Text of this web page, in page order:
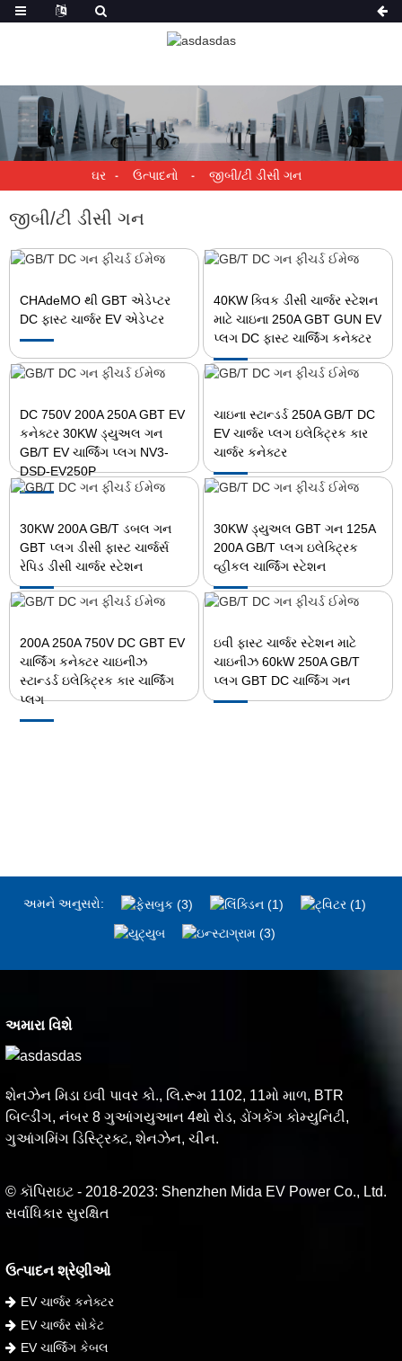
ઘર ઉત્પાદનો જીબી/ટી ડીસી ગન
જીબી/ટી ડીસી ગન
CHAdeMO થી GBT એડેપ્ટર
DC ફાસ્ટ ચાર્જર EV એડેપ્ટર
40KW ક્વિક ડીસી ચાર્જર સ્ટેશન
માટે ચાઇના 250A GBT GUN EV
પ્લગ DC ફાસ્ટ ચાર્જિંગ કનેક્ટર
DC 750V 200A 250A GBT EV
કનેક્ટર 30KW ડ્યુઅલ ગન
GB/T EV ચાર્જિંગ પ્લગ NV3-
DSD-EV250P
ચાઇના સ્ટાન્ડર્ડ 250A GB/T DC
EV ચાર્જર પ્લગ ઇલેક્ટ્રિક કાર
ચાર્જર કનેક્ટર
30KW 200A GB/T ડબલ ગન
GBT પ્લગ ડીસી ફાસ્ટ ચાર્જર્સ
રેપિડ ડીસી ચાર્જર સ્ટેશન
30KW ડ્યુઅલ GBT ગન 125A
200A GB/T પ્લગ ઇલેક્ટ્રિક
વ્હીકલ ચાર્જિંગ સ્ટેશન
200A 250A 750V DC GBT EV
ચાર્જિંગ કનેક્ટર ચાઇનીઝ
સ્ટાન્ડર્ડ ઇલેક્ટ્રિક કાર ચાર્જિંગ
પ્લગ
ઇવી ફાસ્ટ ચાર્જર સ્ટેશન માટે
ચાઇનીઝ 60kW 250A GB/T
પ્લગ GBT DC ચાર્જિંગ ગન
અમને અનુસરો:
અમારા વિશે
શેનઝેન મિડા ઇવી પાવર કો., લિ.રૂમ 1102, 11મો માળ, BTR
બિલ્ડીંગ, નંબર 8 ગુઆંગયુઆન 4થો રોડ, ડોંગકેંગ કોમ્યુનિટી,
ગુઆંગમિંગ ડિસ્ટ્રિક્ટ, શેનઝેન, ચીન.
© કૉપિરાઇટ - 2018-2023: Shenzhen Mida EV Power Co., Ltd.
સર્વાધિકાર સુરક્ષિત
ઉત્પાદન શ્રેણીઓ
EV ચાર્જર કનેક્ટર
EV ચાર્જર સોકેટ
EV ચાર્જિંગ કેબલ